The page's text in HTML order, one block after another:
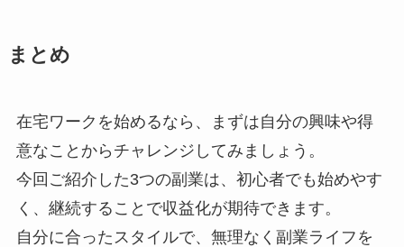
まとめ
在宅ワークを始めるなら、まずは自分の興味や得
意なことからチャレンジしてみましょう。
今回ご紹介した3つの副業は、初心者でも始めやす
く、継続することで収益化が期待できます。
自分に合ったスタイルで、無理なく副業ライフを